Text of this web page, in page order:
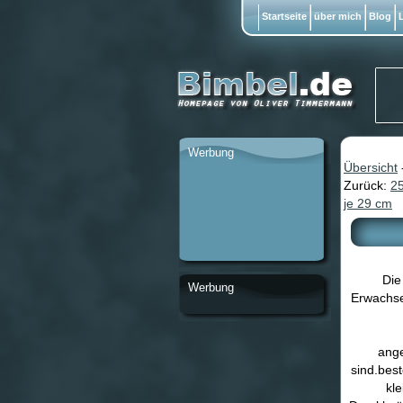
Übersicht
Zurück:
je 29 cm
Werbung
Werbung
Startseite über mich Blog